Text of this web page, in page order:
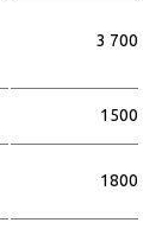
3 700
1500
1800